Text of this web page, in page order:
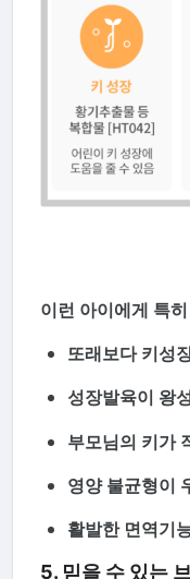
이런 아이에게 특
또래보다 키성
성장발육이 왕
부모님의 키가
영양 불균형이
활발한 면역기
5. 믿을 수 있는